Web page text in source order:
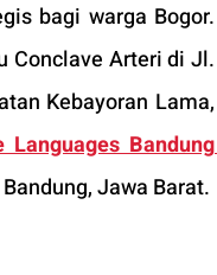
bagi warga Bogor.
Conclave Arteri di Jl.
Kebayoran Lama,
Languages Bandung
Jawa Barat.